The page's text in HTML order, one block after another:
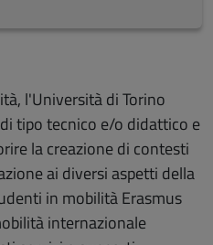
l'Università di Torino
tipo tecnico e/o didattico e
la creazione di contesti
ai diversi aspetti della
in mobilità Erasmus
internazionale